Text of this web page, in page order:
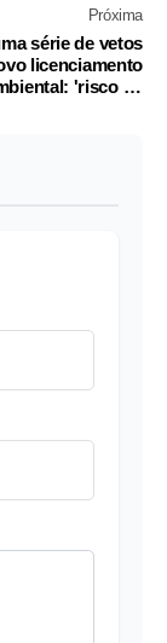
Próxima
série de vetos
licenciamento
'risco de